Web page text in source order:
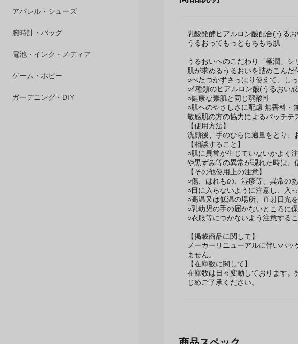
電池・インク・メディア
乳酸発酵ヒアルロン酸配合(うるお
うるおってもっともちもち肌
うるおいへのこだわり「極潤」シ
肌が求めるうるおいを詰めこん
○べたつかずさっぱり使えて、し
○4種類のヒアルロン酸(うるおい
○健康な素肌と同じ弱酸性
○肌へのやさしさに配慮 無香料・
敏感肌の方の協力によるパッチテ
【使用方法】
洗顔後、手のひらに適量をとり
【相談すること】
○肌に異常が生じていないかよく
黒ずみ等の異常が現れた時は、
【その他使用上の注意】
○傷、はれもの、湿疹等、異常の
○目に入らないように注意し、入
○高温又は低温の場所、直射日光
○乳幼児の手の届かないところに
○衣服等につかないよう注意する
【掲載商品に関して】
メーカーリニューアルに伴いパッ
ません。
【在庫数に関して】
在庫数は日々変動しております